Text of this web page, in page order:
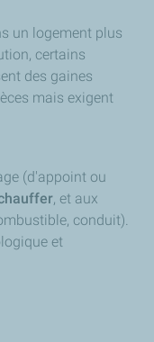
un logement plus
certains
des gaines
mais exigent
(d'appoint ou
, et aux
conduit).
et